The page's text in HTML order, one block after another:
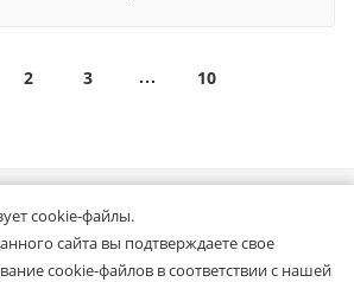
2 3 10
и будьте в курсе!
распродажи ждут!
cookie-файлы.
сайта вы подтверждаете свое
cookie-файлов в соответствии с нашей